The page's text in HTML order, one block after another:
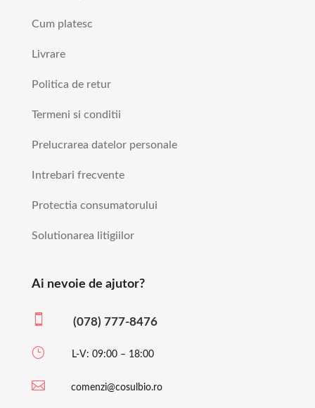
Cum platesc
Livrare
Politica de retur
Termeni si conditii
Prelucrarea datelor personale
Intrebari frecvente
Protectia consumatorului
Solutionarea litigiilor
Ai nevoie de ajutor?
 (078) 777-8476
} L-V: 09:00 – 18:00
 comenzi@cosulbio.ro